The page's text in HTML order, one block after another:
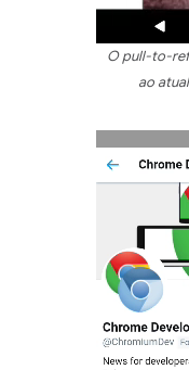
O pull-to-
ao